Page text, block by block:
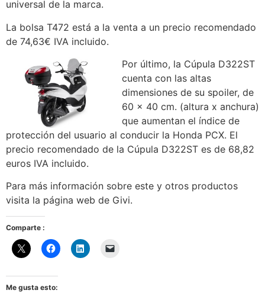
universal de la marca.
La bolsa T472 está a la venta a un precio recomendado
de 74,63€ IVA incluido.
Por último, la Cúpula D322ST
cuenta con las altas
dimensiones de su spoiler, de
60 x 40 cm. (altura x anchura)
que aumentan el índice de
protección del usuario al conducir la Honda PCX. El
precio recomendado de la Cúpula D322ST es de 68,82
euros IVA incluido.
Para más información sobre este y otros productos
visita la página web de Givi.
Comparte :
Me gusta esto: